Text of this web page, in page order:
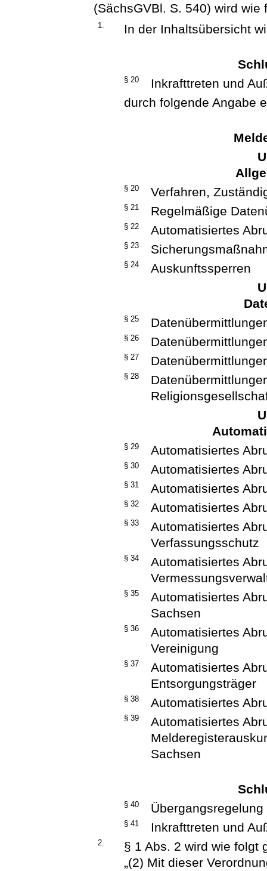
(SächsGVBl. S. 540) wird wie
1. In der Inhaltsübersicht
§ 20
Inkrafttreten und
durch folgende Angabe
§ 20 Verfahren,
§ 21 Regelmäßige
§ 22 Automatisiertes
§ 23
§ 24
Auskunftssperren
§ 25
§ 26
§ 27
§ 28
§ 29 Automatisiertes
§ 30 Automatisiertes
§ 31 Automatisiertes
§ 32 Automatisiertes
§ 33
Automatisiertes
Verfassungsschutz
§ 34
Automatisiertes
§ 35
Automatisiertes
Sachsen
§ 36
Automatisiertes
Vereinigung
§ 37
Automatisiertes
Entsorgungsträger
§ 38 Automatisiertes
§ 39
Automatisiertes
Sachsen
§ 40 Übergangsregelung
§ 41 Inkrafttreten und
2.
§ 1 Abs. 2 wird wie folgt
„(2) Mit dieser